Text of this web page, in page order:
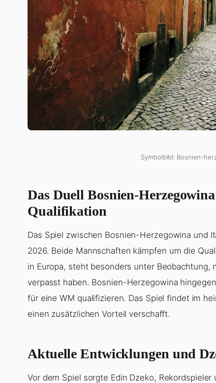
Symbolbild: Bosnien-
Das Duell Bosnien-
Qualifikation
Das Spiel zwischen Bosnien-Herzegowina und
2026. Beide Mannschaften kämpfen um die
in Europa, steht besonders unter
verpasst haben. Bosnien-Herzegowina
für eine WM qualifizieren. Das Spiel findet im
einen zusätzlichen Vorteil verschafft.
Aktuelle Entwicklungen und
Vor dem Spiel sorgte Edin Dzeko,